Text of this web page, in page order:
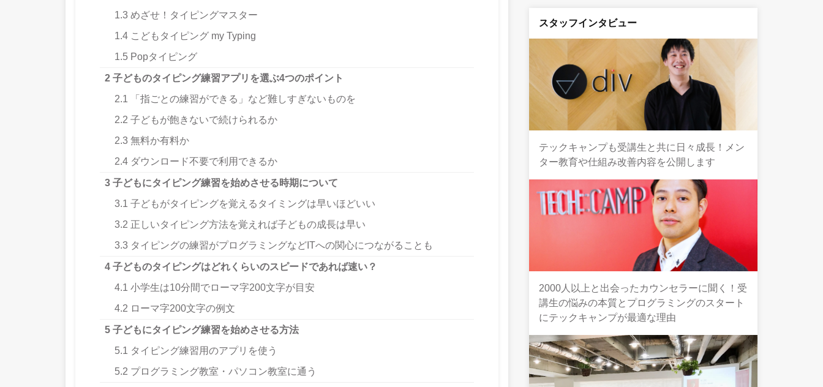
1.3 めざせ！タイピングマスター
1.4 こどもタイピング my Typing
1.5 Popタイピング
2 子どものタイピング練習アプリを選ぶ4つのポイント
2.1 「指ごとの練習ができる」など難しすぎないものを
2.2 子どもが飽きないで続けられるか
2.3 無料か有料か
2.4 ダウンロード不要で利用できるか
3 子どもにタイピング練習を始めさせる時期について
3.1 子どもがタイピングを覚えるタイミングは早いほどいい
3.2 正しいタイピング方法を覚えれば子どもの成長は早い
3.3 タイピングの練習がプログラミングなどITへの関心につながることも
4 子どものタイピングはどれくらいのスピードであれば速い？
4.1 小学生は10分間でローマ字200文字が目安
4.2 ローマ字200文字の例文
5 子どもにタイピング練習を始めさせる方法
5.1 タイピング練習用のアプリを使う
5.2 プログラミング教室・パソコン教室に通う
スタッフインタビュー
テックキャンプも受講生と共に日々成長！メン
ター教育や仕組み改善内容を公開します
2000人以上と出会ったカウンセラーに聞く！受
講生の悩みの本質とプログラミングのスタート
にテックキャンプが最適な理由